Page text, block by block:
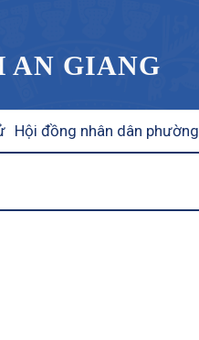
AN GIANG
Hội đồng nhân dân phường